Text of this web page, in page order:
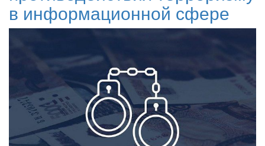
в информационной сфере